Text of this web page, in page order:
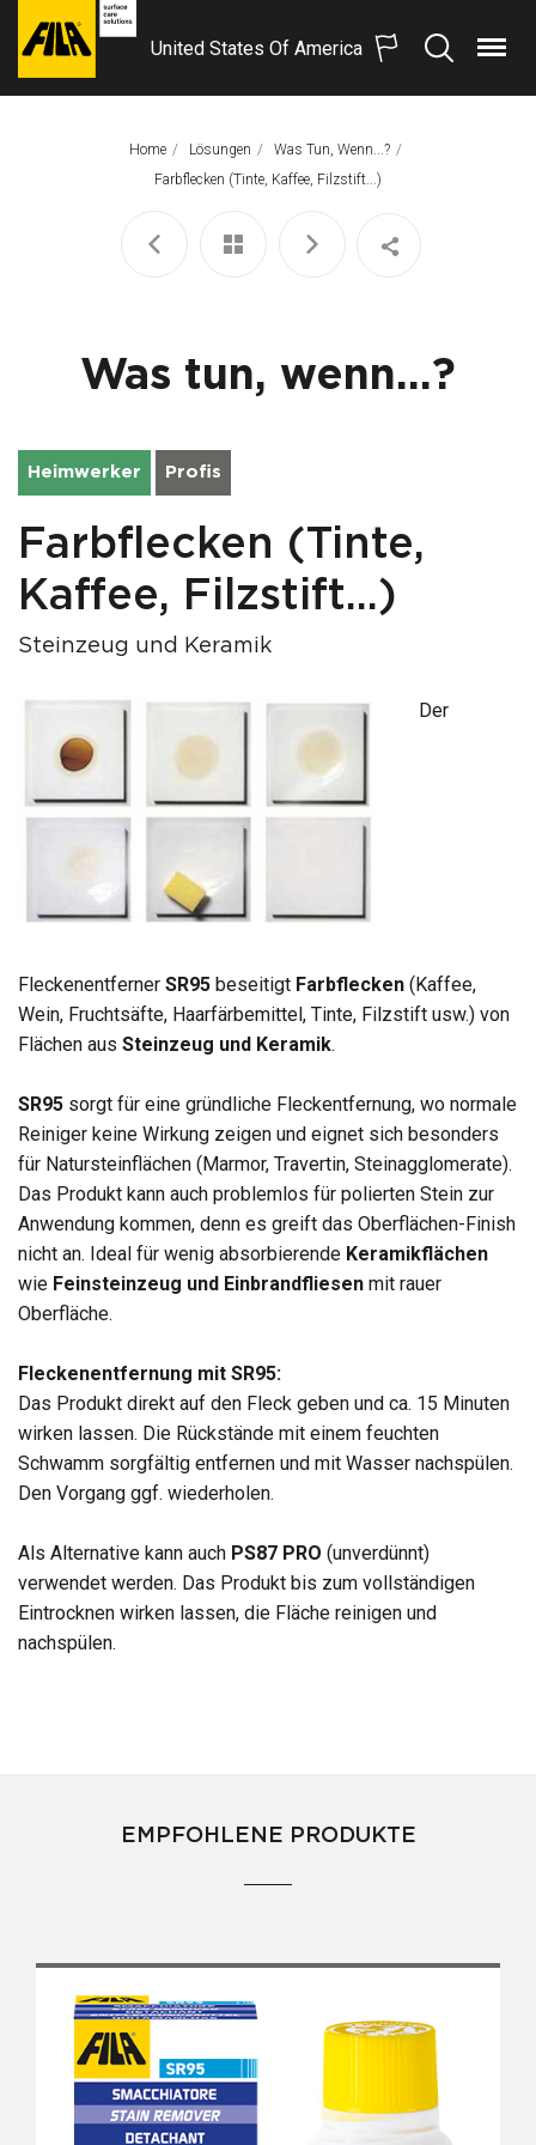
FILA
United States Of America
SuchenMenü
Home Lösungen
Was Tun, Wenn...?
Aktuelle Seite:
Farbflecken (Tinte, Kaffee, Filzstift...)
Was tun, wenn...?
Heimwerker Profis
Farbflecken (Tinte,
Kaffee, Filzstift...)
Steinzeug und Keramik
Der
Fleckenentferner SR95 beseitigt Farbflecken (Kaffee,
Wein, Fruchtsäfte, Haarfärbemittel, Tinte, Filzstift usw.) von
Flächen aus Steinzeug und Keramik.
SR95 sorgt für eine gründliche Fleckentfernung, wo normale
Reiniger keine Wirkung zeigen und eignet sich besonders
für Natursteinflächen (Marmor, Travertin, Steinagglomerate).
Das Produkt kann auch problemlos für polierten Stein zur
Anwendung kommen, denn es greift das Oberflächen-Finish
nicht an. Ideal für wenig absorbierende Keramikflächen
wie Feinsteinzeug und Einbrandfliesen mit rauer
Oberfläche.
Fleckenentfernung mit SR95:
Das Produkt direkt auf den Fleck geben und ca. 15 Minuten
wirken lassen. Die Rückstände mit einem feuchten
Schwamm sorgfältig entfernen und mit Wasser nachspülen.
Den Vorgang ggf. wiederholen.
Als Alternative kann auch PS87 PRO (unverdünnt)
verwendet werden. Das Produkt bis zum vollständigen
Eintrocknen wirken lassen, die Fläche reinigen und
nachspülen.
EMPFOHLENE PRODUKTE